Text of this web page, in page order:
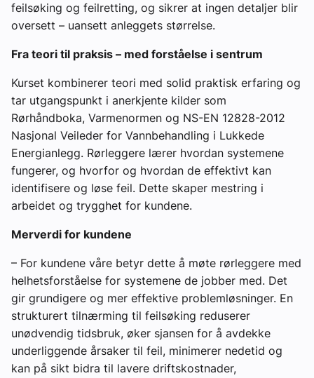
feilsøking og feilretting, og sikrer at ingen detaljer blir
oversett – uansett anleggets størrelse.
Fra teori til praksis – med forståelse i sentrum
Kurset kombinerer teori med solid praktisk erfaring og
tar utgangspunkt i anerkjente kilder som
Rørhåndboka, Varmenormen og NS-EN 12828-2012
Nasjonal Veileder for Vannbehandling i Lukkede
Energianlegg. Rørleggere lærer hvordan systemene
fungerer, og hvorfor og hvordan de effektivt kan
identifisere og løse feil. Dette skaper mestring i
arbeidet og trygghet for kundene.
Merverdi for kundene
– For kundene våre betyr dette å møte rørleggere med
helhetsforståelse for systemene de jobber med. Det
gir grundigere og mer effektive problemløsninger. En
strukturert tilnærming til feilsøking reduserer
unødvendig tidsbruk, øker sjansen for å avdekke
underliggende årsaker til feil, minimerer nedetid og
kan på sikt bidra til lavere driftskostnader,